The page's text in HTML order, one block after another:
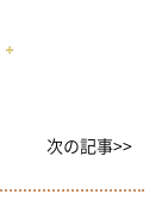
次の記事>>